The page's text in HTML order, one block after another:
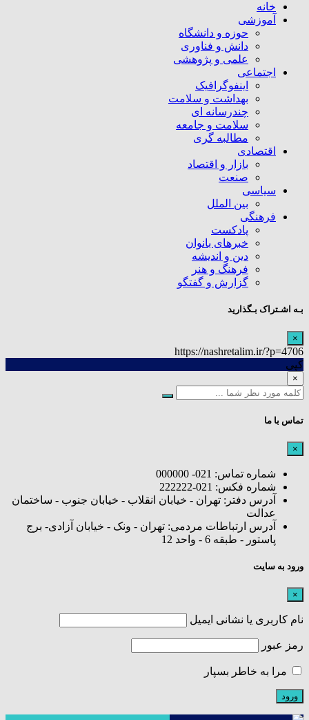
خانه
آموزشی
حوزه و دانشگاه
دانش و فناوری
علمی و پژوهشی
اجتماعی
اینفوگرافیک
بهداشت و سلامت
چندرسانه ای
سلامت و جامعه
مطالبه گری
اقتصادی
بازار و اقتصاد
صنعت
سیاسی
بین الملل
فرهنگی
پادکست
خبرهای بانوان
دین و اندیشه
فرهنگ و هنر
گزارش و گفتگو
بـه اشـتراک بـگذارید
×
https://nashretalim.ir/?p=4706
کپی
×
تماس با ما
×
شماره تماس: 021- 000000
شماره فکس: 021-222222
آدرس دفتر: تهران - خیابان انقلاب - خیابان جنوب - ساختمان
عدالت
آدرس ارتباطات مردمی: تهران - ونک - خیابان آزادی- برج
پاستور - طبقه 6 - واحد 12
ورود به سایت
×
نام کاربری یا نشانی ایمیل
رمز عبور
مرا به خاطر بسپار